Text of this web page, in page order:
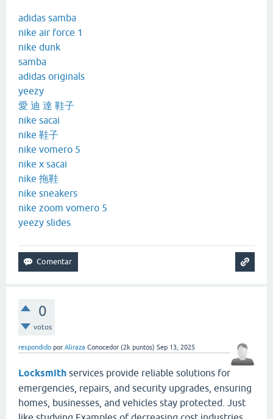
adidas samba
nike air force 1
nike dunk
samba
adidas originals
yeezy
愛 迪 達 鞋子
nike sacai
nike 鞋子
nike vomero 5
nike x sacai
nike 拖鞋
nike sneakers
nike zoom vomero 5
yeezy slides
0
votos
respondido por Aliraza Conocedor (2k puntos) Sep 13, 2025
Locksmith services provide reliable solutions for
emergencies, repairs, and security upgrades, ensuring
homes, businesses, and vehicles stay protected. Just